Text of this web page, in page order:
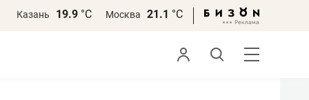
Казань 19.9 °С Москва 21.1 °С